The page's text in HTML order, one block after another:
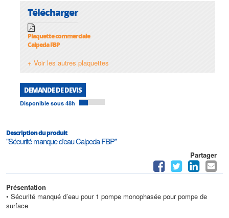
Télécharger
Plaquette commerciale
Calpeda FBP
+ Voir les autres plaquettes
DEMANDE DE DEVIS
Disponible sous 48h
Description du produit
"Sécurité manque d'eau Calpeda FBP"
Partager
Présentation
• Sécurité manqué d’eau pour 1 pompe monophasée pour pompe de
surface